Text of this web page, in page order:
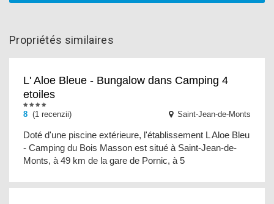
Propriétés similaires
L' Aloe Bleue - Bungalow dans Camping 4
etoiles
8 (1 recenzii) Saint-Jean-de-Monts
Doté d'une piscine extérieure, l'établissement L Aloe Bleu
- Camping du Bois Masson est situé à Saint-Jean-de-
Monts, à 49 km de la gare de Pornic, à 5